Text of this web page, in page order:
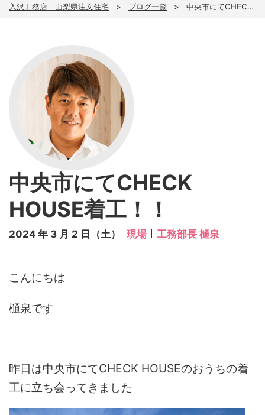
入沢工務店｜山梨県注文住宅 ブログ一覧 中央市にてCHECK HOUSE着工！！
中央市にてCHECK
HOUSE着工！！
2024 年 3 月 2 日（土） 現場 工務部長 樋泉
こんにちは
樋泉です
昨日は中央市にてCHECK HOUSEのおうちの着
工に立ち会ってきました